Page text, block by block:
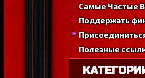
Самые Частые
Поддержать
Полезные